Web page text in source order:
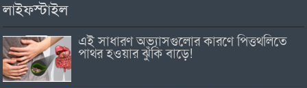
লাইফস্টাইল
এই সাধারণ অভ্যাসগুলোর কারণে পিত্তথলিতে
পাথর হওয়ার ঝুঁকি বাড়ে!